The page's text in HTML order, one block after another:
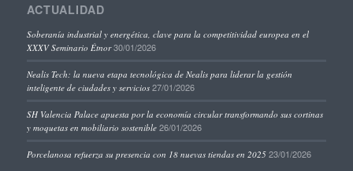
ACTUALIDAD
Soberanía industrial y energética, clave para la competitividad europea en el
XXXV Seminario Étnor 30/01/2026
Nealis Tech: la nueva etapa tecnológica de Nealis para liderar la gestión
inteligente de ciudades y servicios 27/01/2026
SH Valencia Palace apuesta por la economía circular transformando sus cortinas
y moquetas en mobiliario sostenible 26/01/2026
Porcelanosa refuerza su presencia con 18 nuevas tiendas en 2025 23/01/2026